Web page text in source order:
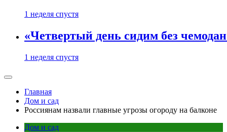
1 неделя спустя
«Четвертый день сидим без
1 неделя спустя
Главная
Дом и сад
Россиянам назвали главные угрозы огороду на балконе
Дом и сад